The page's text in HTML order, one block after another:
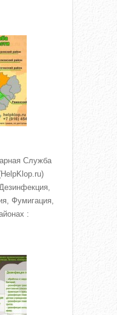
Служба
Фумигация,
: